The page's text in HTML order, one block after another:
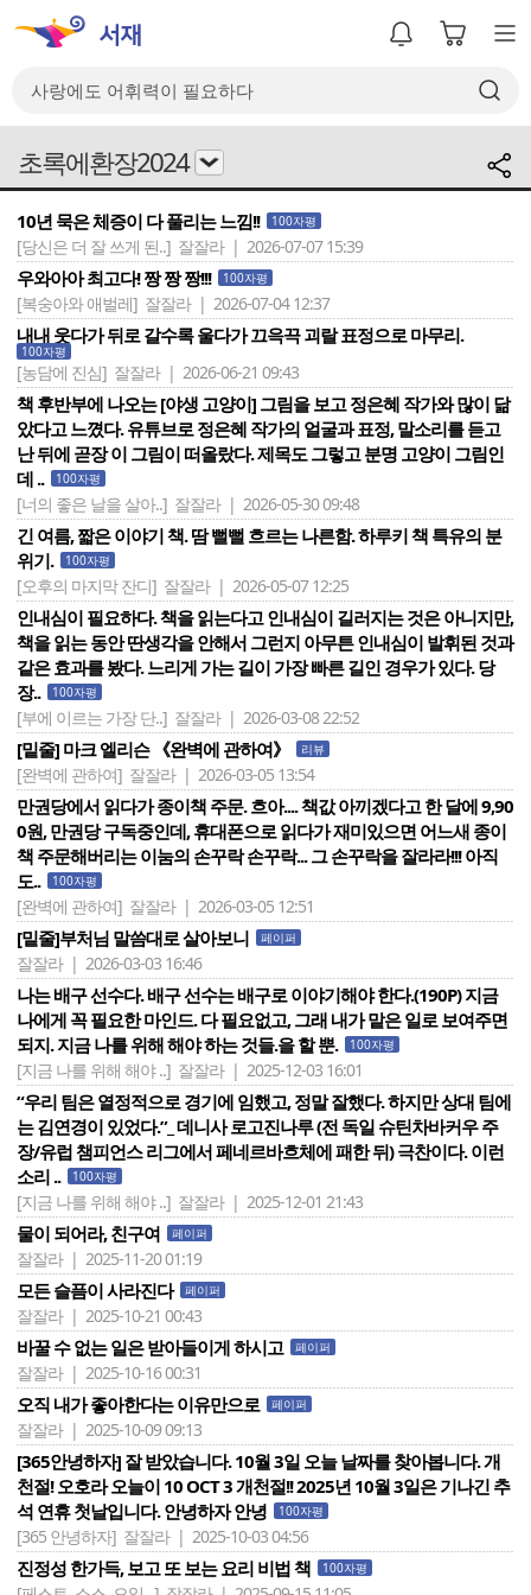
초록에환장2024
10년 묵은 체증이 다 풀리는 느낌!! 100자평
[당신은 더 잘 쓰게 된..] 잘잘라 | 2026-07-07 15:39
우와아아 최고다! 짱 짱 짱!!! 100자평
[복숭아와 애벌레] 잘잘라 | 2026-07-04 12:37
내내 웃다가 뒤로 갈수록 울다가 끄윽끅 괴랄 표정으로 마무리.
100자평
[농담에 진심] 잘잘라 | 2026-06-21 09:43
책 후반부에 나오는 [야생 고양이] 그림을 보고 정은혜 작가와 많이 닮
았다고 느꼈다. 유튜브로 정은혜 작가의 얼굴과 표정, 말소리를 듣고
난 뒤에 곧장 이 그림이 떠올랐다. 제목도 그렇고 분명 고양이 그림인
데 ..
100자평
[너의 좋은 날을 살아..] 잘잘라 | 2026-05-30 09:48
긴 여름, 짧은 이야기 책. 땀 뻘뻘 흐르는 나른함. 하루키 책 특유의 분
위기.
100자평
[오후의 마지막 잔디] 잘잘라 | 2026-05-07 12:25
인내심이 필요하다. 책을 읽는다고 인내심이 길러지는 것은 아니지만,
책을 읽는 동안 딴생각을 안해서 그런지 아무튼 인내심이 발휘된 것과
같은 효과를 봤다. 느리게 가는 길이 가장 빠른 길인 경우가 있다. 당
장..
100자평
[부에 이르는 가장 단..] 잘잘라 | 2026-03-08 22:52
[밑줄] 마크 엘리슨 《완벽에 관하여》 리뷰
[완벽에 관하여] 잘잘라 | 2026-03-05 13:54
만권당에서 읽다가 종이책 주문. 흐아.... 책값 아끼겠다고 한 달에 9,90
0원, 만권당 구독중인데, 휴대폰으로 읽다가 재미있으면 어느새 종이
책 주문해버리는 이눔의 손꾸락 손꾸락... 그 손꾸락을 잘라라!!! 아직
도..
100자평
[완벽에 관하여] 잘잘라 | 2026-03-05 12:51
[밑줄]부처님 말씀대로 살아보니 페이퍼
잘잘라 | 2026-03-03 16:46
나는 배구 선수다. 배구 선수는 배구로 이야기해야 한다.(190P) 지금
나에게 꼭 필요한 마인드. 다 필요없고, 그래 내가 맡은 일로 보여주면
되지. 지금 나를 위해 해야 하는 것들.을 할 뿐.
100자평
[지금 나를 위해 해야 ..] 잘잘라 | 2025-12-03 16:01
“우리 팀은 열정적으로 경기에 임했고, 정말 잘했다. 하지만 상대 팀에
는 김연경이 있었다.”_ 데니사 로고진나루 (전 독일 슈틴차바커우 주
장/유럽 챔피언스 리그에서 페네르바흐체에 패한 뒤) 극찬이다. 이런
소리 ..
100자평
[지금 나를 위해 해야 ..] 잘잘라 | 2025-12-01 21:43
물이 되어라, 친구여 페이퍼
잘잘라 | 2025-11-20 01:19
모든 슬픔이 사라진다 페이퍼
잘잘라 | 2025-10-21 00:43
바꿀 수 없는 일은 받아들이게 하시고 페이퍼
잘잘라 | 2025-10-16 00:31
오직 내가 좋아한다는 이유만으로 페이퍼
잘잘라 | 2025-10-09 09:13
[365안녕하자] 잘 받았습니다. 10월 3일 오늘 날짜를 찾아봅니다. 개
천절! 오호라 오늘이 10 OCT 3 개천절!! 2025년 10월 3일은 기나긴 추
석 연휴 첫날입니다. 안녕하자 안녕
100자평
[365 안녕하자] 잘잘라 | 2025-10-03 04:56
진정성 한가득, 보고 또 보는 요리 비법 책 100자평